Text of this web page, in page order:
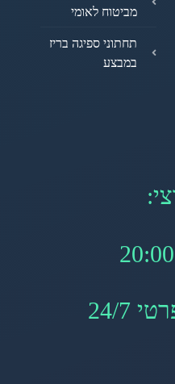
מביטוח לאומי
תחתוני ספיגה בריז
במבצע
24/7